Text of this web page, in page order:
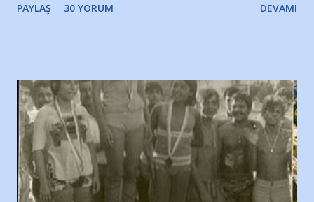
irkildim.. "Bursasporlu taraftarlar, İstanbul takımlarının
ve ürünlerini Bursa şehrinde görmek istemediklerini bir
protesto eylemiyle açıkladıklarını bildiriyordu.. Bu grup
adına açıklama yapan şahsı muhterem(!) ''Açık ve net olarak
söylüyoruz. Bu son uyarımızdır. Bunun yanısıra, bu takımlara
ait tanıtıcı ilanların asılmasına izin veren Bursa Büyükşehir
Belediyesi ile mağazaların bulunduğu alışveriş merkezlerini
PAYLAŞ 30 YORUM DEVAMI